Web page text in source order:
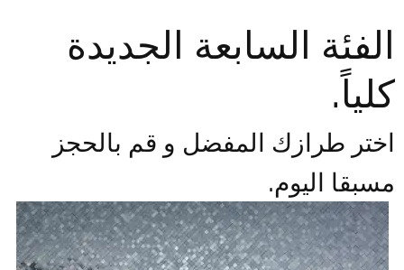
الفئة السابعة الجديدة
كلياً.
اختر طرازك المفضل و قم بالحجز
مسبقا اليوم.